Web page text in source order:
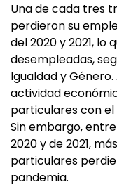
Una de cada tres
perdieron su
del 2020 y 2021, lo
desempleadas,
Igualdad y
actividad
particulares con el
Sin embargo,
2020 y de 2021,
particulares
pandemia.